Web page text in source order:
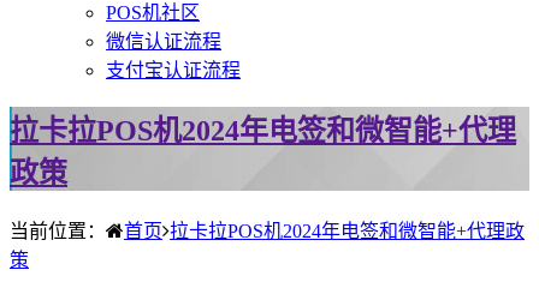
POS机社区
微信认证流程
支付宝认证流程
拉卡拉POS机2024年电签和微智能+代理
政策
当前位置： 首页 拉卡拉POS机2024年电签和微智能+代理政
策